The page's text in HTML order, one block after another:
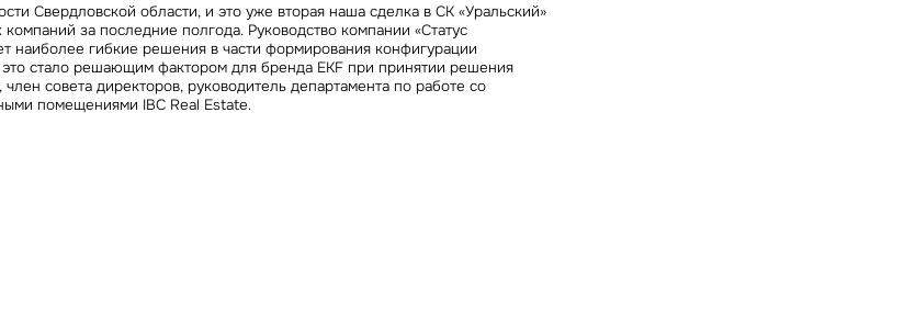
Свердловской области, и это уже вторая наша сделка в СК «Уральский»
за последние полгода. Руководство компании «Статус
наиболее гибкие решения в части формирования конфигурации
стало решающим фактором для бренда EKF при принятии решения
член совета директоров, руководитель департамента по работе со
помещениями IBC Real Estate.